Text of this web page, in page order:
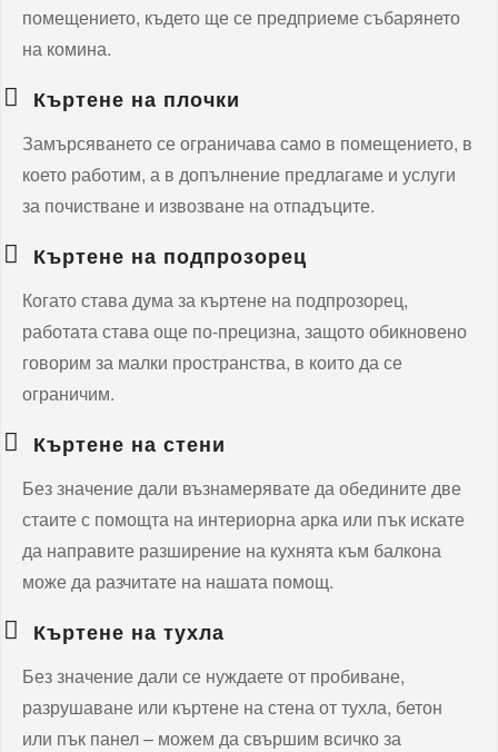
помещението, където ще се предприеме събарянето
на комина.
Къртене на плочки
Замърсяването се ограничава само в помещението, в
което работим, а в допълнение предлагаме и услуги
за почистване и извозване на отпадъците.
Къртене на подпрозорец
Когато става дума за къртене на подпрозорец,
работата става още по-прецизна, защото обикновено
говорим за малки пространства, в които да се
ограничим.
Къртене на стени
Без значение дали възнамерявате да обедините две
стаите с помощта на интериорна арка или пък искате
да направите разширение на кухнята към балкона
може да разчитате на нашата помощ.
Къртене на тухла
Без значение дали се нуждаете от пробиване,
разрушаване или къртене на стена от тухла, бетон
или пък панел – можем да свършим всичко за